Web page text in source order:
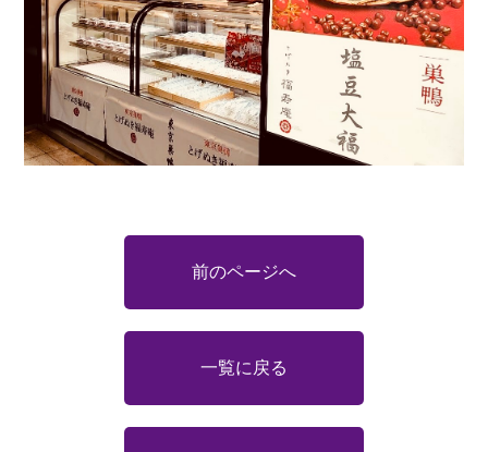
前のページへ
一覧に戻る